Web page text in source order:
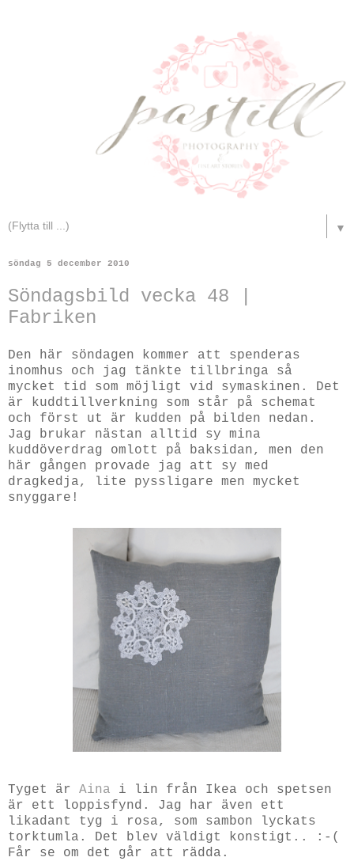
▼
söndag 5 december 2010
Söndagsbild vecka 48 |
Fabriken
Den här söndagen kommer att spenderas
inomhus och jag tänkte tillbringa så
mycket tid som möjligt vid symaskinen. Det
är kuddtillverkning som står på schemat
och först ut är kudden på bilden nedan.
Jag brukar nästan alltid sy mina
kuddöverdrag omlott på baksidan, men den
här gången provade jag att sy med
dragkedja, lite pyssligare men mycket
snyggare!
Tyget är Aina i lin från Ikea och spetsen
är ett loppisfynd. Jag har även ett
likadant tyg i rosa, som sambon lyckats
torktumla. Det blev väldigt konstigt.. :-(
Får se om det går att rädda.